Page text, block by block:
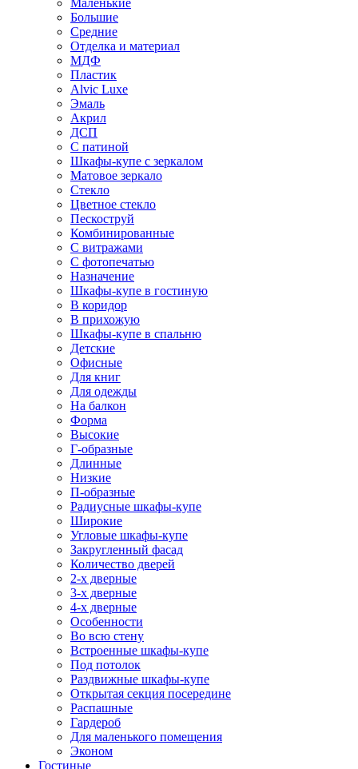
Маленькие
Большие
Средние
Отделка и материал
МДФ
Пластик
Alvic Luxe
Эмаль
Акрил
ДСП
С патиной
Шкафы-купе с зеркалом
Матовое зеркало
Стекло
Цветное стекло
Пескоструй
Комбинированные
С витражами
С фотопечатью
Назначение
Шкафы-купе в гостиную
В коридор
В прихожую
Шкафы-купе в спальню
Детские
Офисные
Для книг
Для одежды
На балкон
Форма
Высокие
Г-образные
Длинные
Низкие
П-образные
Радиусные шкафы-купе
Широкие
Угловые шкафы-купе
Закругленный фасад
Количество дверей
2-х дверные
3-х дверные
4-х дверные
Особенности
Во всю стену
Встроенные шкафы-купе
Под потолок
Раздвижные шкафы-купе
Открытая секция посередине
Распашные
Гардероб
Для маленького помещения
Эконом
Гостиные